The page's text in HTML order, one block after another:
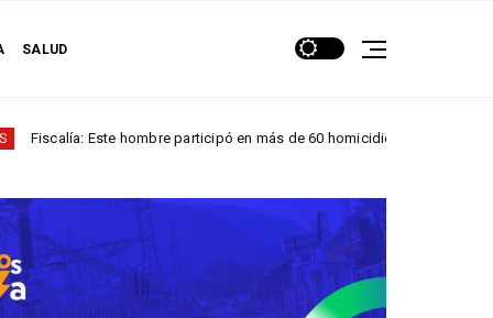
SALUD
hombre participó en más de 60 homicidios en...